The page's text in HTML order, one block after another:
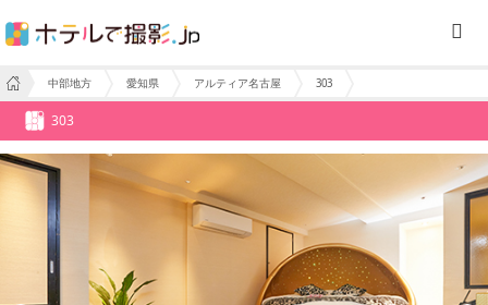
中部地方 愛知県 アルティア名古屋 303
303